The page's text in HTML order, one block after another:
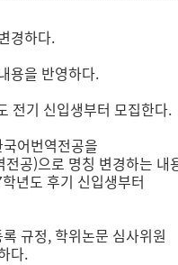
경하다.
용을 반영하다.
전기 신입생부터 모집한다.
어번역전공을
공)으로 명칭 변경하는 내
년도 후기 신입생부터
규정, 학위논문 심사위원
다.